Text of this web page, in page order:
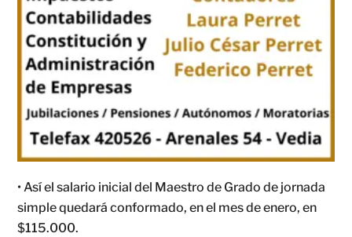
• Así el salario inicial del Maestro de Grado de jornada
simple quedará conformado, en el mes de enero, en
$115.000.